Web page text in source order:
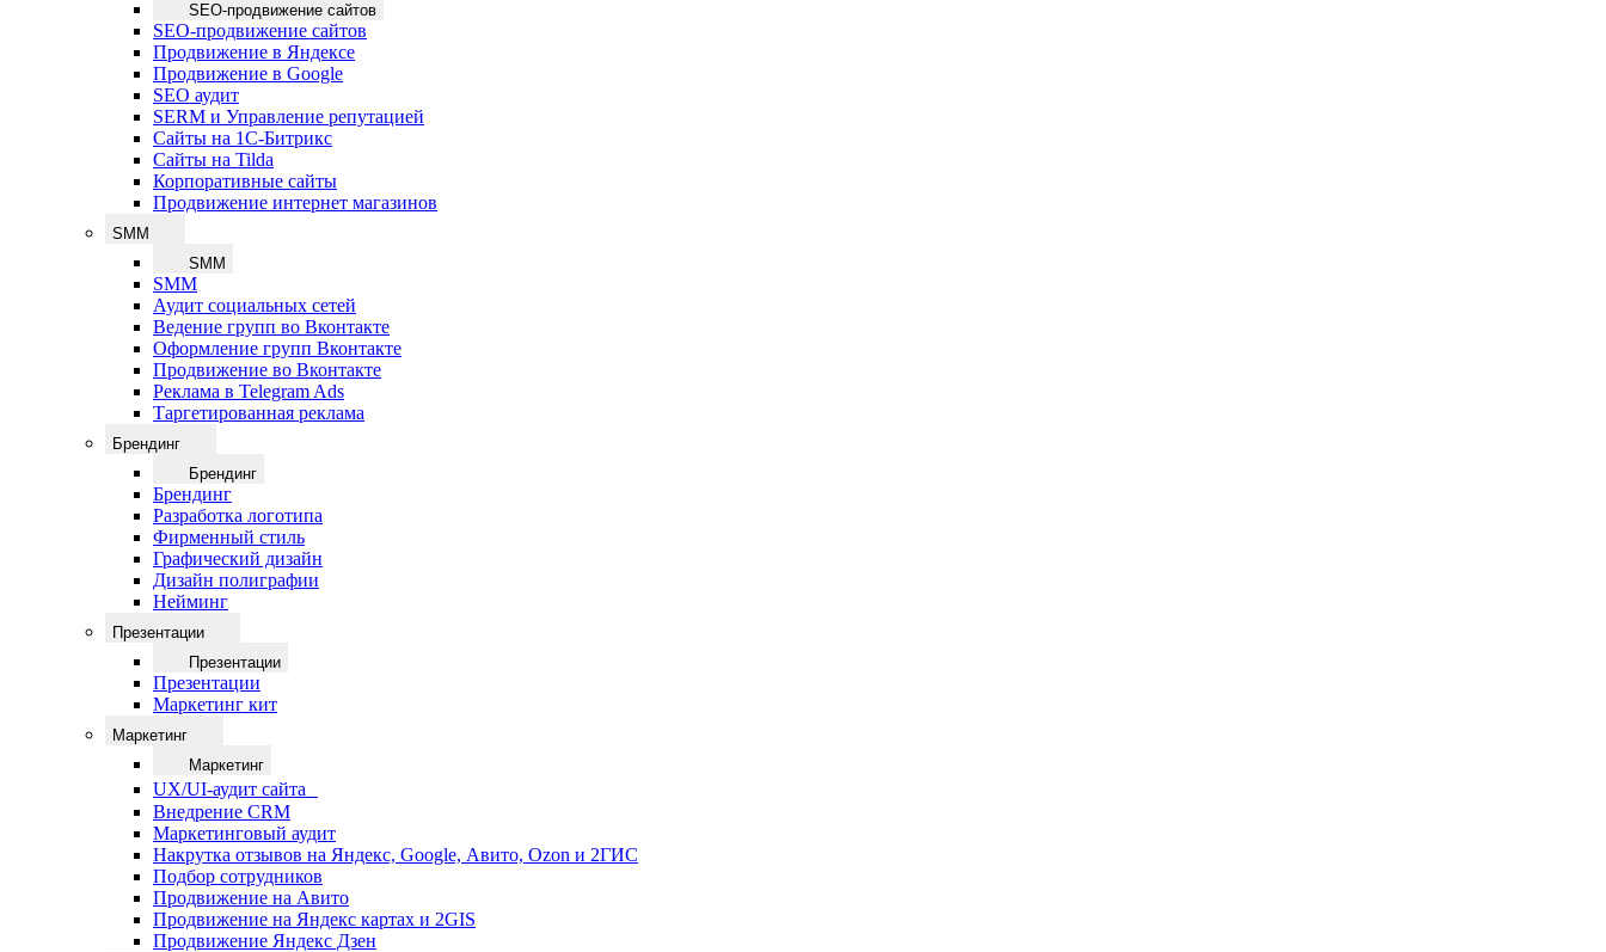
SEO-продвижение сайтов
SEO-продвижение сайтов
Продвижение в Яндексе
Продвижение в Google
SEO аудит
SERM и Управление репутацией
Сайты на 1С-Битрикс
Сайты на Tilda
Корпоративные сайты
Продвижение интернет магазинов
SMM
SMM
SMM
Аудит социальных сетей
Ведение групп во Вконтакте
Оформление групп Вконтакте
Продвижение во Вконтакте
Реклама в Telegram Ads
Таргетированная реклама
Брендинг
Брендинг
Брендинг
Разработка логотипа
Фирменный стиль
Графический дизайн
Дизайн полиграфии
Нейминг
Презентации
Презентации
Презентации
Маркетинг кит
Маркетинг
Маркетинг
UX/UI-аудит сайта
Внедрение CRM
Маркетинговый аудит
Накрутка отзывов на Яндекс, Google, Авито, Ozon и 2ГИС
Подбор сотрудников
Продвижение на Авито
Продвижение на Яндекс картах и 2GIS
Продвижение Яндекс Дзен